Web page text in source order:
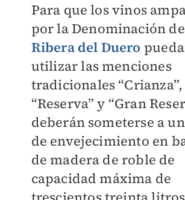
Para que los vinos
por la Denominación
Ribera del Duero
utilizar las menciones
tradicionales “Crianza”,
“Reserva” y “Gran
deberán someterse a
de envejecimiento en
de madera de roble de
capacidad máxima de